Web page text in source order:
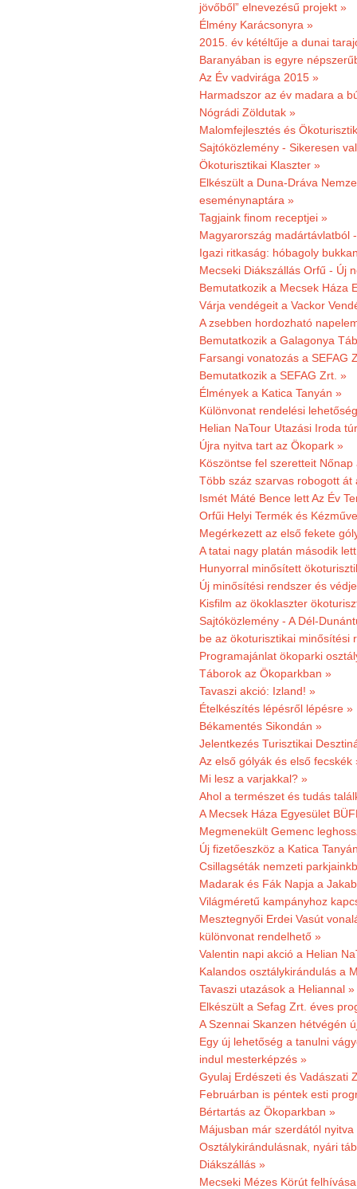
jövőből” elnevezésű projekt »
Élmény Karácsonyra »
2015. év kétéltűje a dunai
Baranyában is egyre
Az Év vadvirága 2015 »
Harmadszor az év madara a
Nógrádi Zöldutak »
Malomfejlesztés és
Sajtóközlemény - Sikeresen
Ökoturisztikai Klaszter »
Elkészült a Duna-Dráva
eseménynaptára »
Tagjaink finom receptjei »
Magyarország madártávlatból
Igazi ritkaság: hóbagoly
Mecseki Diákszállás Orfű - Új
Bemutatkozik a Mecsek Háza
Várja vendégeit a Vackor
A zsebben hordozható
Bemutatkozik a Galagonya
Farsangi vonatozás a SEFAG
Bemutatkozik a SEFAG Zrt. »
Élmények a Katica Tanyán »
Különvonat rendelési
Helian NaTour Utazási Iroda
Újra nyitva tart az Ökopark »
Köszöntse fel szeretteit
Több száz szarvas robogott át
Ismét Máté Bence lett Az Év
Orfűi Helyi Termék és
Megérkezett az első fekete
A tatai nagy platán második
Hunyorral minősített
Új minősítési rendszer és
Kisfilm az ökoklaszter
Sajtóközlemény - A Dél-
be az ökoturisztikai minősítési
Programajánlat ökoparki
Táborok az Ökoparkban »
Tavaszi akció: Izland! »
Ételkészítés lépésről lépésre »
Békamentés Sikondán »
Jelentkezés Turisztikai
Az első gólyák és első fecskék
Mi lesz a varjakkal? »
Ahol a természet és tudás
A Mecsek Háza Egyesület
Megmenekült Gemenc
Új fizetőeszköz a Katica
Csillagséták nemzeti
Madarak és Fák Napja a
Világméretű kampányhoz
Mesztegnyői Erdei Vasút
különvonat rendelhető »
Valentin napi akció a Helian
Kalandos osztálykirándulás a
Tavaszi utazások a Heliannal »
Elkészült a Sefag Zrt. éves
A Szennai Skanzen hétvégén
Egy új lehetőség a tanulni
indul mesterképzés »
Gyulaj Erdészeti és Vadászati
Februárban is péntek esti
Bértartás az Ökoparkban »
Májusban már szerdától
Osztálykirándulásnak, nyári
Diákszállás »
Mecseki Mézes Körút